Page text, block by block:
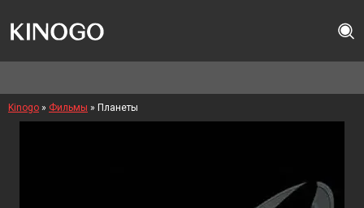
Kinogo » Фильмы » Планеты